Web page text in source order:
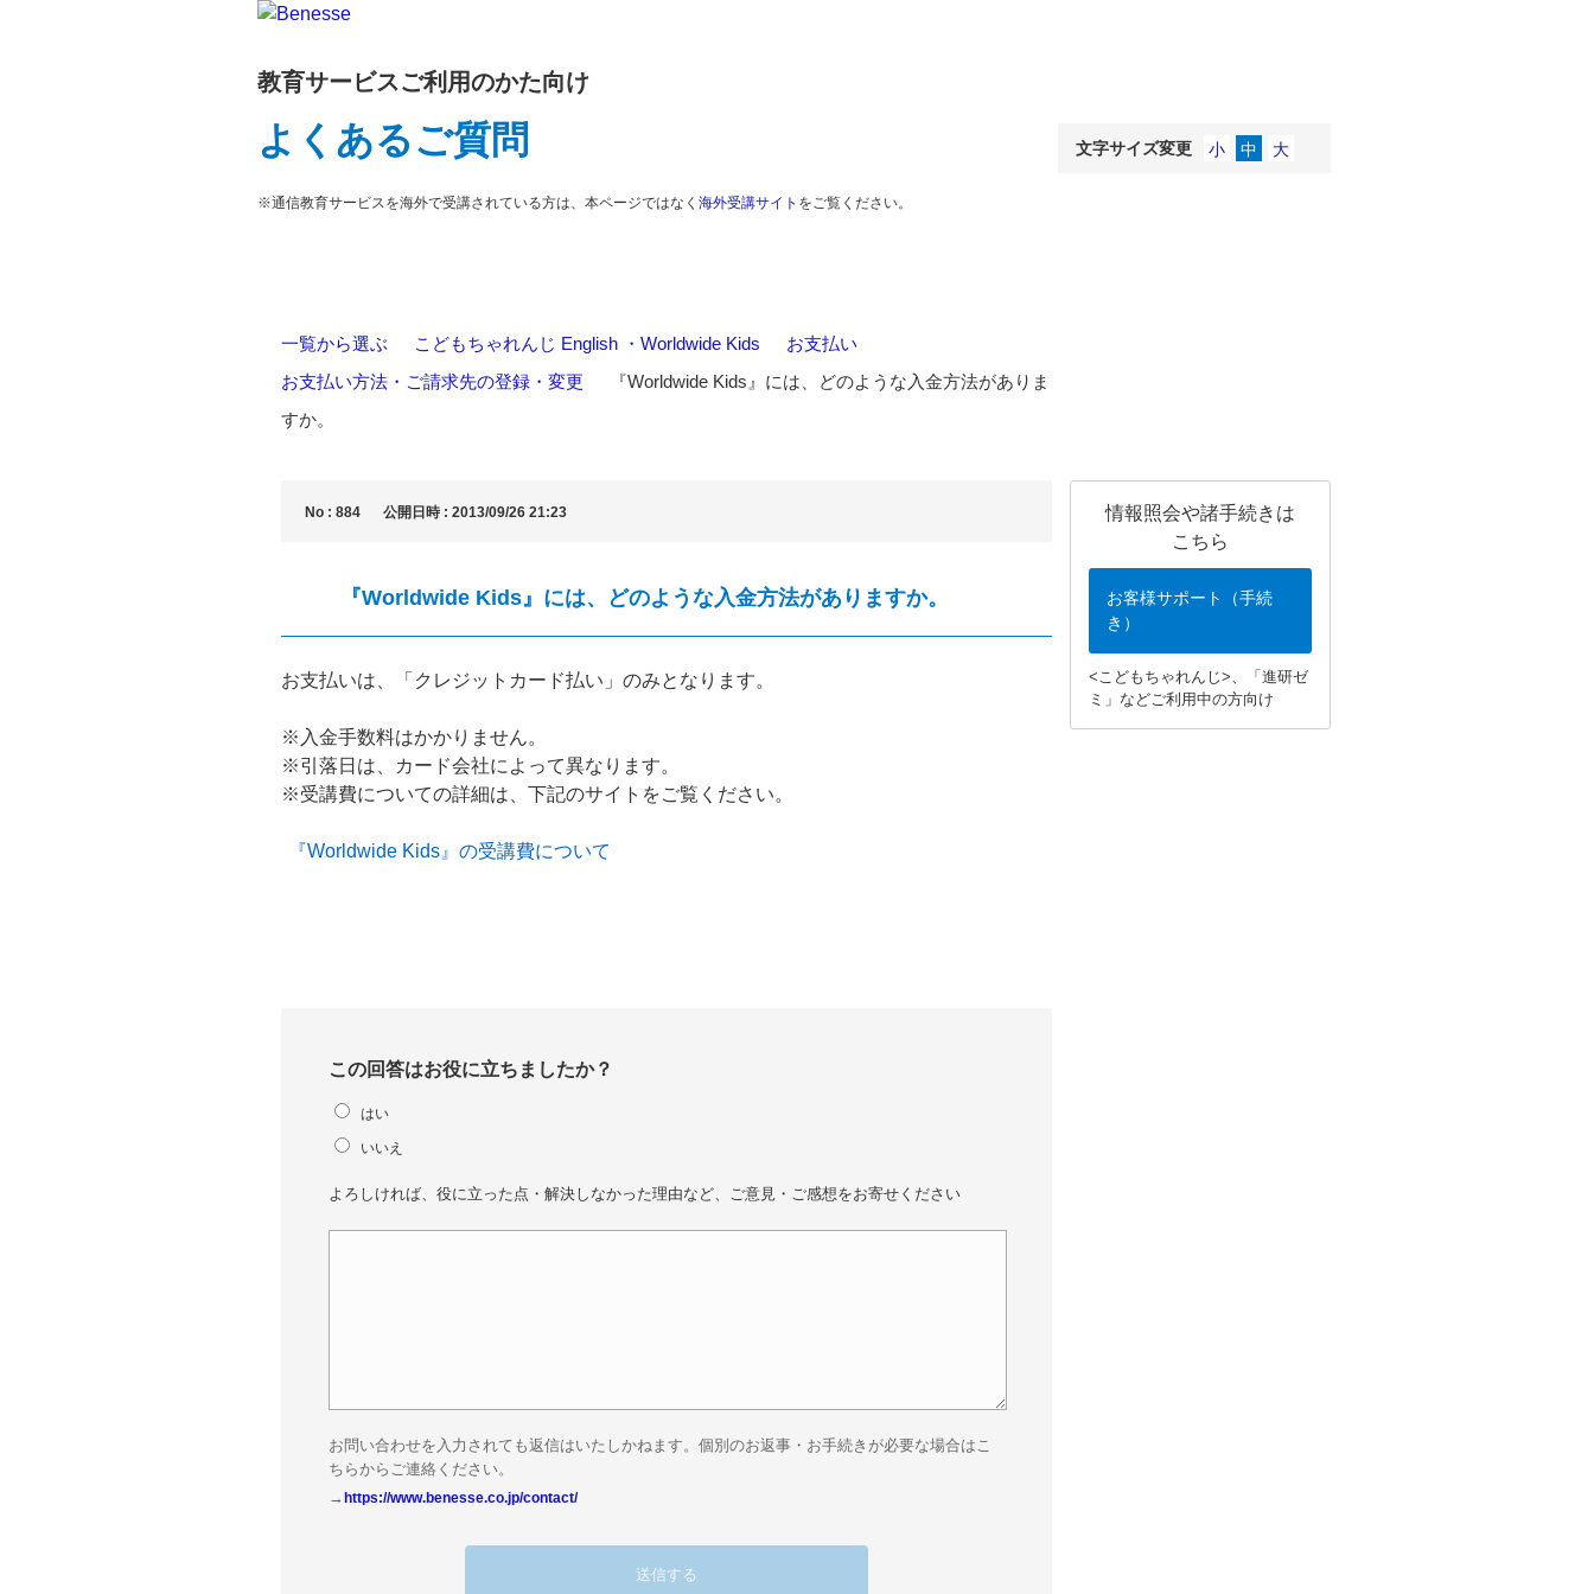
教育サービスご利用のかた向け
よくあるご質問
※通信教育サービスを海外で受講されている方は、本ページではなく 海外受講サイト をご覧ください。
文字サイズ変更
一覧から選ぶ こどもちゃれんじ English ・Worldwide Kids お支払い
お支払い方法・ご請求先の登録・変更
『Worldwide Kids』には、どのような入金方法がありま
すか。
情報照会や諸手続きは
こちら
お客様サポート（手続
き）
<こどもちゃれんじ>、「進研ゼ
ミ」などご利用中の方向け
No : 884 公開日時 : 2013/09/26 21:23
『Worldwide Kids』には、どのような入金方法がありますか。
お支払いは、「クレジットカード払い」のみとなります。
※入金手数料はかかりません。
※引落日は、カード会社によって異なります。
※受講費についての詳細は、下記のサイトをご覧ください。
『Worldwide Kids』の受講費について
この回答はお役に立ちましたか？
はい
いいえ
よろしければ、役に立った点・解決しなかった理由など、ご意見・ご感想をお寄せください
お問い合わせを入力されても返信はいたしかねます。個別のお返事・お手続きが必要な場合はこ
ちらからご連絡ください。
→https://www.benesse.co.jp/contact/